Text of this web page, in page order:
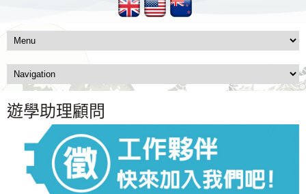
遊學助理顧問